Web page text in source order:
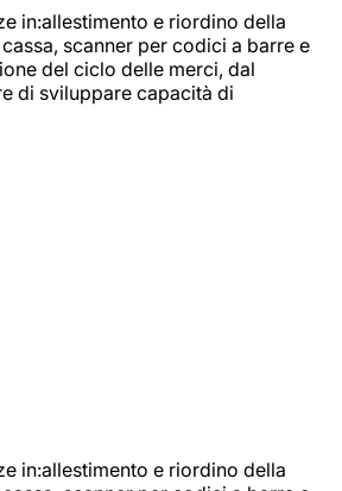
in:allestimento e riordino della
scanner per codici a barre e
del ciclo delle merci, dal
di sviluppare capacità di
in:allestimento e riordino della